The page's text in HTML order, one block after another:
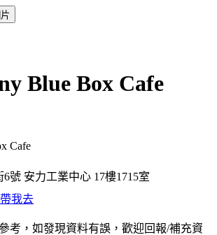
Blue Box Cafe
Cafe
號 安力工業中心 17樓1715室
帶我去
考，如發現資料有誤，歡迎回報/補充資